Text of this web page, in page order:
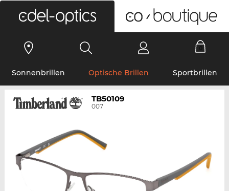
Sonnenbrillen Optische Brillen Sportbrillen
TB50109
007